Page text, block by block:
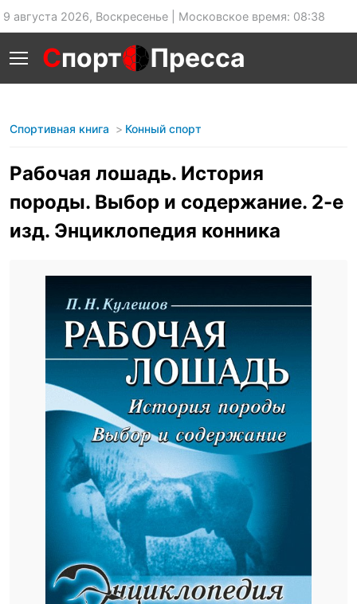
9 августа 2026, Воскресенье | Московское время: 08:38
Спорт Пресса
Спортивная книга Конный спорт
Рабочая лошадь. История
породы. Выбор и содержание. 2-е
изд. Энциклопедия конника